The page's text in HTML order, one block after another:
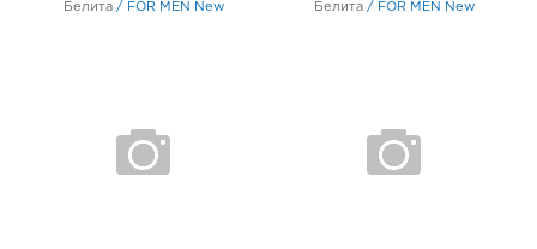
Белита / FOR MEN New Белита / FOR MEN New